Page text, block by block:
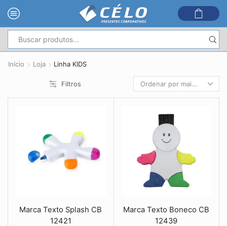
de
Início Loja Linha KIDS
Filtros
Marca Texto Splash CB
12421
Marca Texto Boneco CB
12439